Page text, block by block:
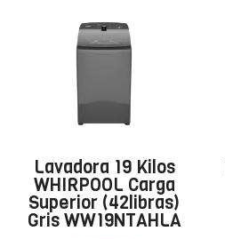
Lavadora 19 Kilos
WHIRPOOL Carga
Superior (42libras)
Gris WW19NTAHLA